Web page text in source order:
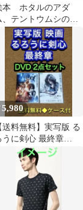
本 ホタルのアダ
、テントウムシのミ
、カブトムシのガブ
エル 3冊セット
5,980
送料無料】実写版 る
うに剣心 最終章
2点セット 主演 佐